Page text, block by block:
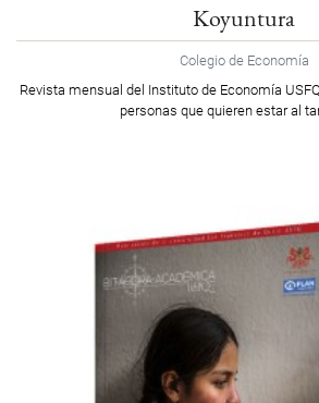
Koyuntura
Colegio de Economía
Revista mensual del Instituto de Economía
personas que quieren estar al